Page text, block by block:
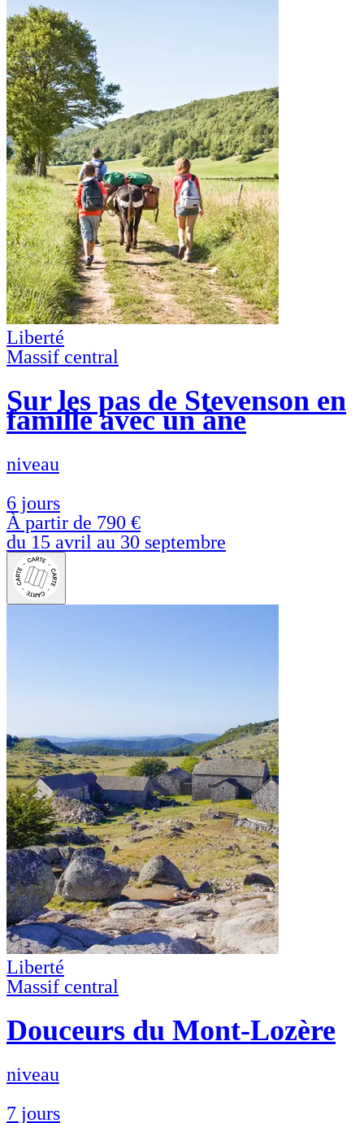
Liberté
Massif central
Sur les pas de Stevenson en
famille avec un âne
niveau
6 jours
À partir de 790 €
du 15 avril au 30 septembre
Liberté
Massif central
Douceurs du Mont-Lozère
niveau
7 jours